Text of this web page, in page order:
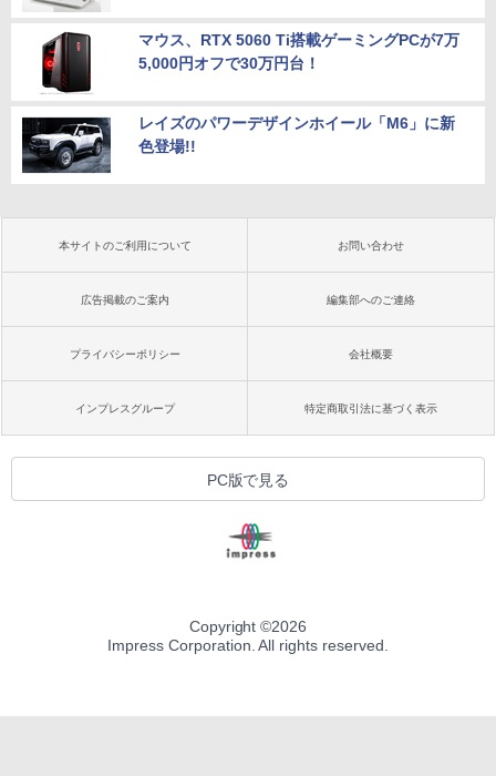
マウス、RTX 5060 Ti搭載ゲーミングPCが7万
5,000円オフで30万円台！
レイズのパワーデザインホイール「M6」に新
色登場!!
本サイトのご利用について お問い合わせ
広告掲載のご案内 編集部へのご連絡
プライバシーポリシー 会社概要
インプレスグループ 特定商取引法に基づく表示
PC版で見る
Copyright ©2026
Impress Corporation. All rights reserved.